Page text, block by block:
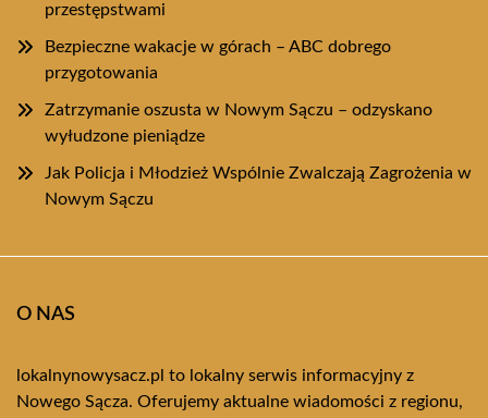
przestępstwami
Bezpieczne wakacje w górach – ABC dobrego
przygotowania
Zatrzymanie oszusta w Nowym Sączu – odzyskano
wyłudzone pieniądze
Jak Policja i Młodzież Wspólnie Zwalczają Zagrożenia w
Nowym Sączu
O NAS
lokalnynowysacz.pl to lokalny serwis informacyjny z
Nowego Sącza. Oferujemy aktualne wiadomości z regionu,